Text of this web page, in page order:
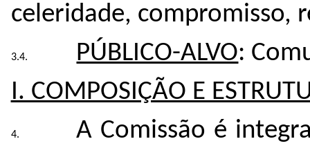
celeridade, compromisso,
PÚBLICO-ALVO:
I. COMPOSIÇÃO E
A Comissão é